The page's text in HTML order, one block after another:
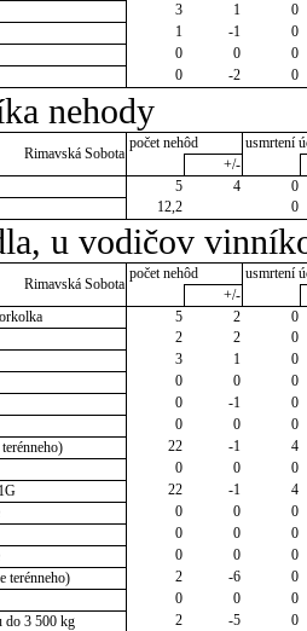
3 1
0
1 -1
0
0 0
0
0 -2 0
nehody
Rimavská Sobota
počet nehôd
usmrtení
+/-
5 4
0
12,2 0
u vodičov
Rimavská Sobota
počet nehôd
usmrtení
+/-
5 2
0
2 2
0
3 1
0
0 0
0
0 -1
0
0 0
0
22 -1
4
0 0
0
22 -1
4
0 0
0
0 0
0
0 0
0
terénneho)
2 -6
0
0 0
0
do 3 500 kg
2 -5
0